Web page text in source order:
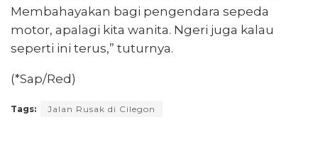
Membahayakan bagi pengendara sepeda
motor, apalagi kita wanita. Ngeri juga kalau
seperti ini terus,” tuturnya.
(*Sap/Red)
Tags: Jalan Rusak di Cilegon